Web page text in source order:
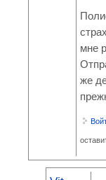
мне
же